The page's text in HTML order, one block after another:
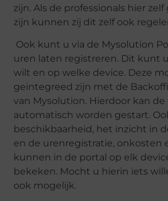
zijn. Als de professionals hier
zijn kunnen zij dit zelf ook
Ook kunt u via de Mysolution
uren laten registreren. Dit kunt
wilt en op welke device. Deze
geintegreed zijn met de
van Mysolution. Hierdoor kan
automatisch worden gestart.
beschikbaarheid, het inzicht in
en de urenregistratie, onkosten
kunnen in de portal op elk
bekeken. Mocht u hierin iets
ook mogelijk.